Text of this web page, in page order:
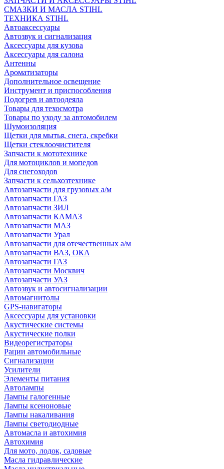
СМАЗКИ И МАСЛА STIHL
ТЕХНИКА STIHL
Автоаксессуары
Автозвук и сигнализация
Аксессуары для кузова
Аксессуары для салона
Антенны
Ароматизаторы
Дополнительное освещение
Инструмент и приспособления
Подогрев и автоодеяла
Товары для техосмотра
Товары по уходу за автомобилем
Шумоизоляция
Щетки для мытья, снега, скребки
Щетки стеклоочистителя
Запчасти к мототехнике
Для мотоциклов и мопедов
Для снегоходов
Запчасти к сельхозтехнике
Автозапчасти для грузовых а/м
Автозапчасти ГАЗ
Автозапчасти ЗИЛ
Автозапчасти КАМАЗ
Автозапчасти МАЗ
Автозапчасти Урал
Автозапчасти для отечественных а/м
Автозапчасти ВАЗ, ОКА
Автозапчасти ГАЗ
Автозапчасти Москвич
Автозапчасти УАЗ
Автозвук и автосигнализации
Автомагнитолы
GPS-навигаторы
Аксессуары для установки
Акустические системы
Акустические полки
Видеорегистраторы
Рации автомобильные
Сигнализации
Усилители
Элементы питания
Автолампы
Лампы галогенные
Лампы ксеноновые
Лампы накаливания
Лампы светодиодные
Автомасла и автохимия
Автохимия
Для мото, лодок, садовые
Масла гидравлические